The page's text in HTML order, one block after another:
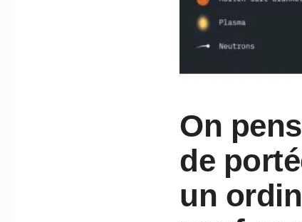
On
de
un